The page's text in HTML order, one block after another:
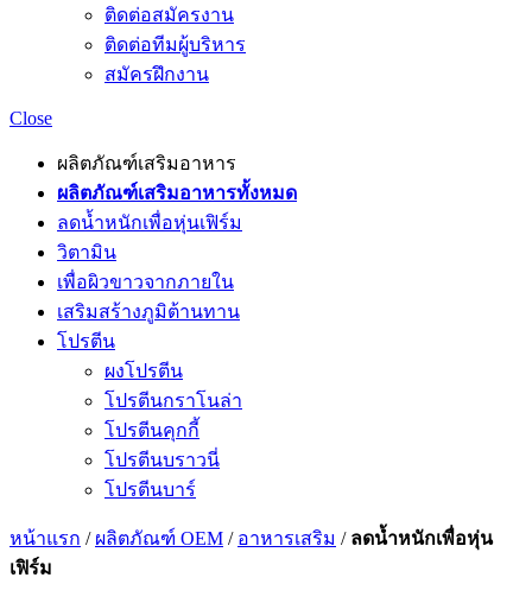
ติดต่อสมัครงาน
ติดต่อทีมผู้บริหาร
สมัครฝึกงาน
Close
ผลิตภัณฑ์เสริมอาหาร
ผลิตภัณฑ์เสริมอาหารทั้งหมด
ลดน้ำหนักเพื่อหุ่นเฟิร์ม
วิตามิน
เพื่อผิวขาวจากภายใน
เสริมสร้างภูมิต้านทาน
โปรตีน
ผงโปรตีน
โปรตีนกราโนล่า
โปรตีนคุกกี้
โปรตีนบราวนี่
โปรตีนบาร์
หน้าแรก / ผลิตภัณฑ์ OEM / อาหารเสริม / ลดน้ำหนักเพื่อหุ่น
เฟิร์ม